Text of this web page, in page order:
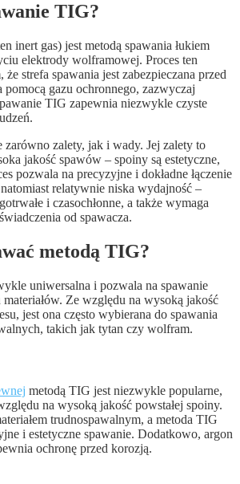
TIG?
inert gas) jest metodą spawania łukiem
elektrody wolframowej. Proces ten
strefa spawania jest zabezpieczana przed
pomocą gazu ochronnego, zazwyczaj
TIG zapewnia niezwykle czyste
zalety, jak i wady. Jej zalety to
jakość spawów – spoiny są estetyczne,
pozwala na precyzyjne i dokładne łączenie
relatywnie niska wydajność –
i czasochłonne, a także wymaga
od spawacza.
metodą TIG?
uniwersalna i pozwala na spawanie
Ze względu na wysoką jakość
jest ona często wybierana do spawania
takich jak tytan czy wolfram.
metodą TIG jest niezwykle popularne,
na wysoką jakość powstałej spoiny.
trudnospawalnym, a metoda TIG
i estetyczne spawanie. Dodatkowo, argon
ochronę przed korozją.